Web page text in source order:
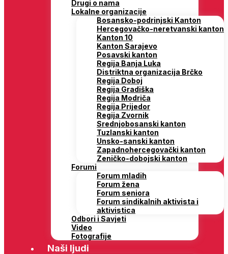
Drugi o nama
Lokalne organizacije
Bosansko-podrinjski Kanton
Hercegovačko-neretvanski kanton
Kanton 10
Kanton Sarajevo
Posavski kanton
Regija Banja Luka
Distriktna organizacija Brčko
Regija Doboj
Regija Gradiška
Regija Modriča
Regija Prijedor
Regija Zvornik
Srednjobosanski kanton
Tuzlanski kanton
Unsko-sanski kanton
Zapadnohercegovački kanton
Zeničko-dobojski kanton
Forumi
Forum mladih
Forum žena
Forum seniora
Forum sindikalnih aktivista i
aktivistica
Odbori i Savjeti
Video
Fotografije
Naši ljudi